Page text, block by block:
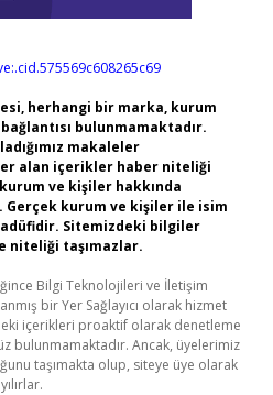
herhangi bir marka, kurum
bulunmamaktadır.
makaleler
alan içerikler haber niteliği
ve kişiler hakkında
Gerçek kurum ve kişiler ile isim
Sitemizdeki bilgiler
niteliği taşımazlar.
Bilgi Teknolojileri ve İletişim
bir Yer Sağlayıcı olarak hizmet
içerikleri proaktif olarak denetleme
bulunmamaktadır. Ancak, üyelerimiz
taşımakta olup, siteye üye olarak